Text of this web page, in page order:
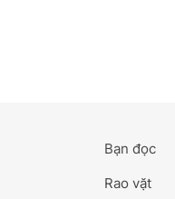
Bạn đọc
Rao vặt